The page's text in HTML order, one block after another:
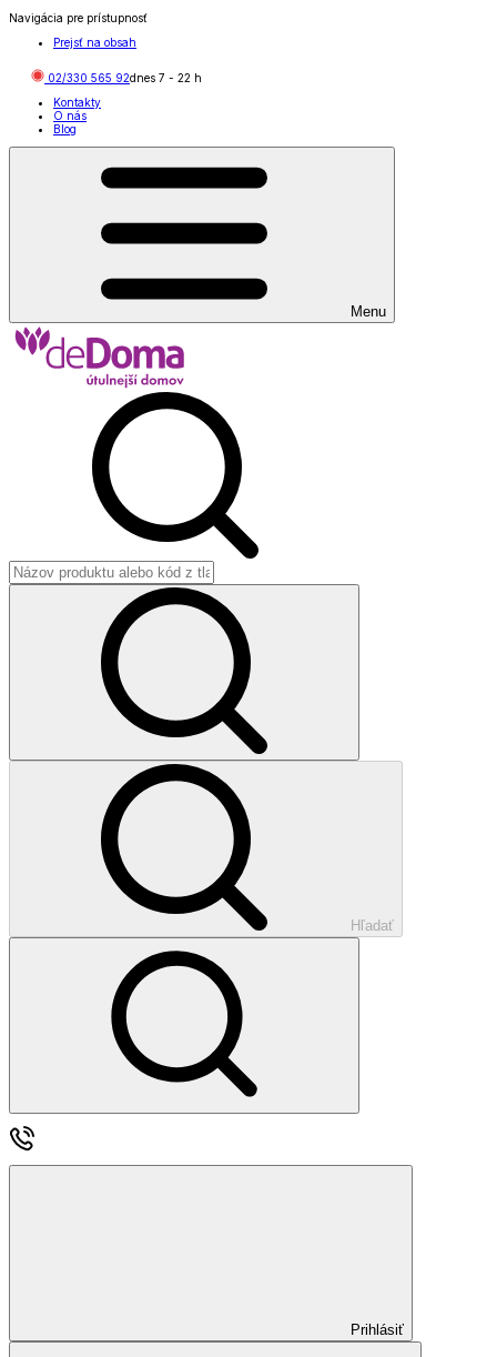
Navigácia pre prístupnosť
Prejsť na obsah
02/330 565 92dnes 7 - 22 h
Kontakty
O nás
Blog
Menu
Hľadať
Prihlásiť